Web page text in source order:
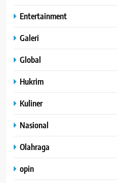
Entertainment
Galeri
Global
Hukrim
Kuliner
Nasional
Olahraga
opin